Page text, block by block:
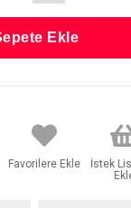
Favorilere Ekle
İstek